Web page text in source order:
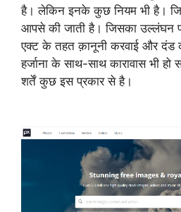
है। लेकिन इनके कुछ नियम भी है।
आपसे की जाती है। जिसका उल्लंघन
एक्ट के तहत क़ानूनी करवाई और दंड
हर्जाना के साथ-साथ कारावास भी
शर्तें कुछ इस प्रकार से है।